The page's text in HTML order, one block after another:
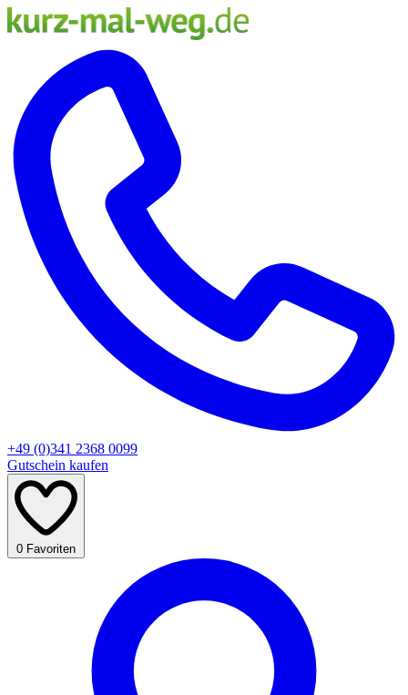
+49 (0)341 2368 0099
Gutschein kaufen
0 Favoriten